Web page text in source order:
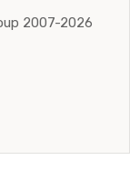
2007-2026